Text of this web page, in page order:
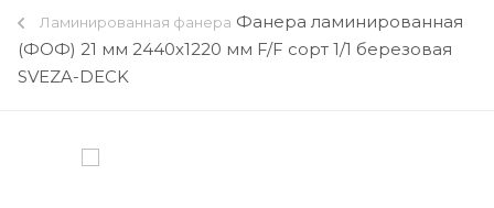
Ламинированная фанера Фанера ламинированная
(ФОФ) 21 мм 2440х1220 мм F/F сорт 1/1 березовая
SVEZA-DECK